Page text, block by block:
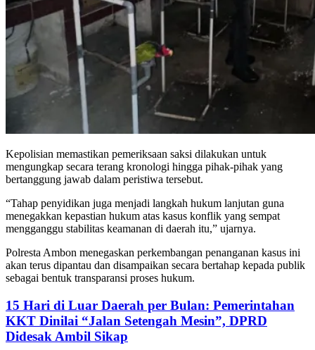
Kepolisian memastikan pemeriksaan saksi dilakukan untuk
mengungkap secara terang kronologi hingga pihak-pihak yang
bertanggung jawab dalam peristiwa tersebut.
“Tahap penyidikan juga menjadi langkah hukum lanjutan guna
menegakkan kepastian hukum atas kasus konflik yang sempat
mengganggu stabilitas keamanan di daerah itu,” ujarnya.
Polresta Ambon menegaskan perkembangan penanganan kasus ini
akan terus dipantau dan disampaikan secara bertahap kepada publik
sebagai bentuk transparansi proses hukum.
15 Hari di Luar Daerah per Bulan: Pemerintahan
KKT Dinilai “Jalan Setengah Mesin”, DPRD
Didesak Ambil Sikap